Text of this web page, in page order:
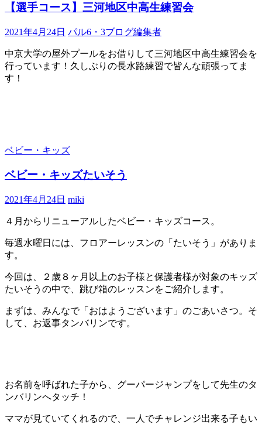
【選手コース】三河地区中高生練習会
2021年4月24日 パル6・3ブログ編集者
中京大学の屋外プールをお借りして三河地区中高生練習会を
行っています！久しぶりの長水路練習で皆んな頑張ってま
す！
ベビー・キッズ
ベビー・キッズたいそう
2021年4月24日 miki
４月からリニューアルしたベビー・キッズコース。
毎週水曜日には、フロアーレッスンの「たいそう」がありま
す。
今回は、２歳８ヶ月以上のお子様と保護者様が対象のキッズ
たいそうの中で、跳び箱のレッスンをご紹介します。
まずは、みんなで「おはようございます」のごあいさつ。そ
して、お返事タンバリンです。
お名前を呼ばれた子から、グーパージャンプをして先生のタ
ンバリンへタッチ！
ママが見ていてくれるので、一人でチャレンジ出来る子もい